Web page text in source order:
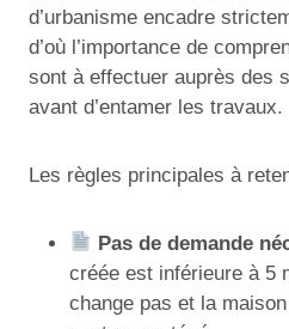
d’urbanisme encadre
d’où l’importance de
sont à effectuer auprès des
avant d’entamer les travaux.
Les règles principales à
Pas de demande
créée est inférieure à 5
change pas et la